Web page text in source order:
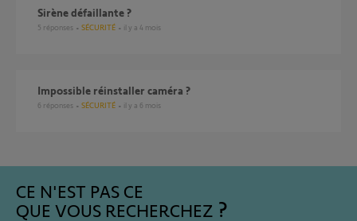
Sirène défaillante ?
5 réponses SÉCURITÉ il y a 4 mois
Impossible réinstaller caméra ?
6 réponses SÉCURITÉ il y a 6 mois
CE N'EST PAS CE
QUE VOUS RECHERCHEZ